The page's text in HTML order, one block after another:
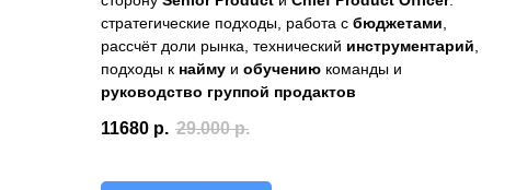
стратегические подходы, работа с бюджетами,
рассчёт доли рынка, технический инструментарий,
подходы к найму и обучению команды и
руководство группой продактов
11680 р. 29.000 р.